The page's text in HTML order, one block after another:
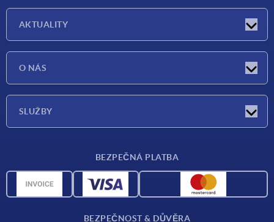
AKTUALITY
O NÁS
SLUŽBY
CAD data
BEZPEČNÁ PLATBA
BEZPEČNOST & DŮVĚRA